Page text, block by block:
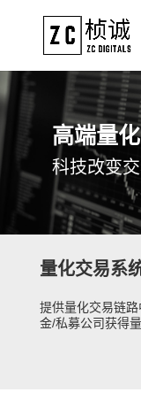
高端量
科技改变
量化交易系
提供量化交易链
金/私募公司获得